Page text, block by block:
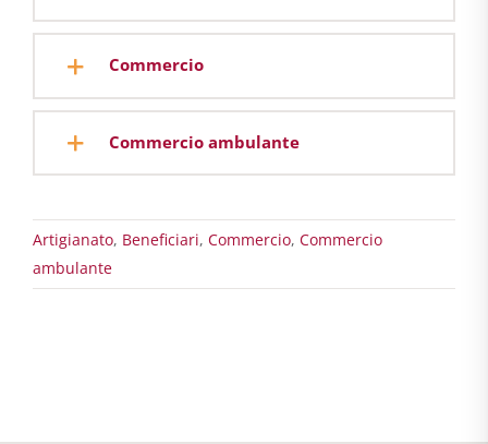
Commercio
Commercio ambulante
Artigianato, Beneficiari, Commercio, Commercio
ambulante